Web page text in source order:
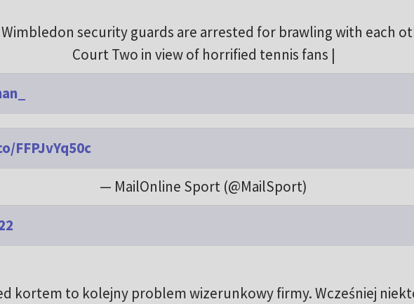
Wimbledon security guards are arrested for brawling with each
Court Two in view of horrified tennis fans |
FFPJvYq50c
— MailOnline Sport (@MailSport)
kortem to kolejny problem wizerunkowy firmy. Wcześniej